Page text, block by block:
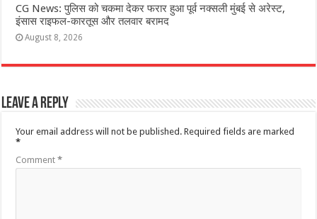
CG News: पुलिस को चकमा देकर फरार हुआ पूर्व नक्सली मुंबई से अरेस्ट,
इंसास राइफल-कारतूस और तलवार बरामद
August 8, 2026
Leave a Reply
Your email address will not be published. Required fields are marked
*
Comment*